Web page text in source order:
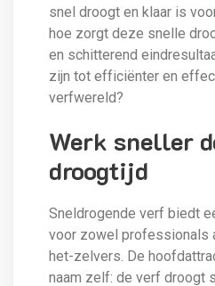
snel droogt en klaar is
hoe zorgt deze snelle
en schitterend
zijn tot efficiënter en
verfwereld?
Werk sneller
droogtijd
Sneldrogende verf biedt
voor zowel professionals
het-zelvers. De
naam zelf: de verf droogt